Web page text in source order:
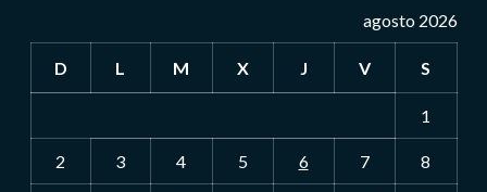
agosto 2026
D L M X J V S
1
2 3 4 5 6 7 8